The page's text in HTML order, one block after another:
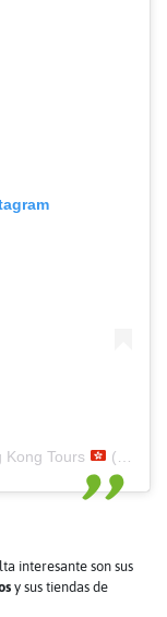
Kong Tours (@vivehongkong)
interesante son sus
y sus tiendas de